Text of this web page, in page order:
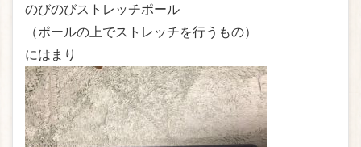
のびのびストレッチポール
（ポールの上でストレッチを行うもの）
にはまり